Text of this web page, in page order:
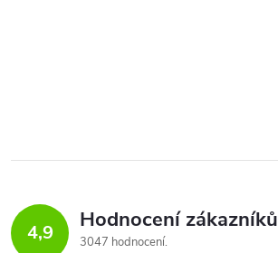
4,9 Hodnocení zákazníků
3047 hodnocení